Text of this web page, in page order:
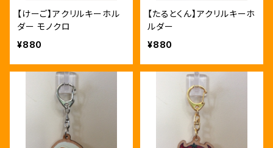
【けーご】アクリルキーホル
ダー モノクロ
¥880
【たるとくん】アクリルキーホ
ルダー
¥880